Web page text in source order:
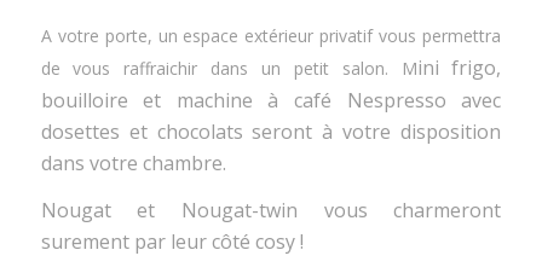
A votre porte, un espace extérieur privatif vous permettra
de vous raffraichir dans un petit salon. Mini frigo,
bouilloire et machine à café Nespresso avec
dosettes et chocolats seront à votre disposition
dans votre chambre.
Nougat et Nougat-twin vous charmeront
surement par leur côté cosy !